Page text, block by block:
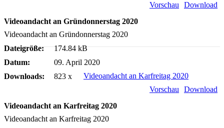
Download
Vorschau
Videoandacht an Gründonnerstag 2020
Videoandacht an Gründonnerstag 2020
Dateigröße:
174.84 kB
Datum:
09. April 2020
Downloads:
823 x
Videoandacht an Karfreitag 2020
Download
Vorschau
Videoandacht an Karfreitag 2020
Videoandacht an Karfreitag 2020